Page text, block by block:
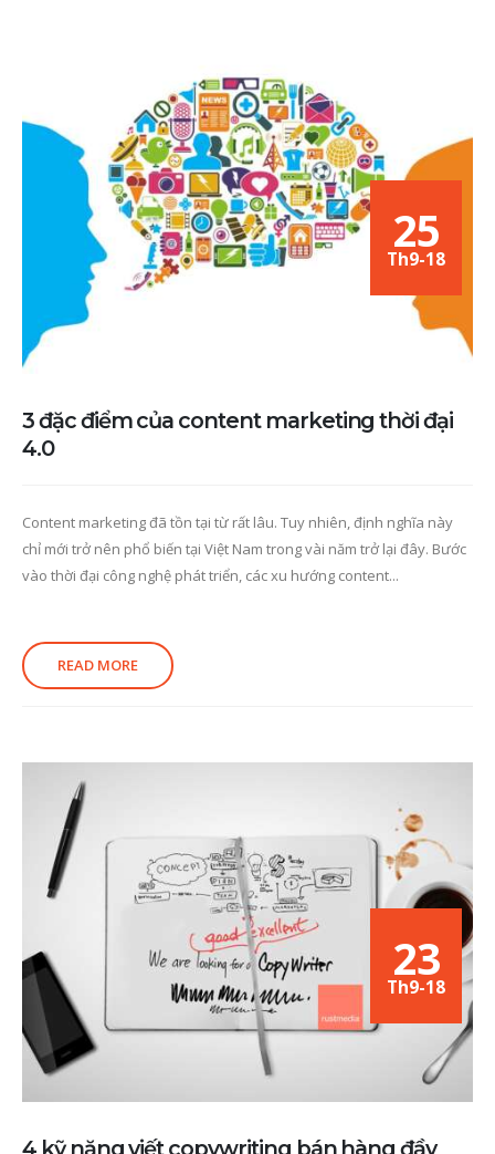
25
Th9-18
3 đặc điểm của content marketing thời đại
4.0
Content marketing đã tồn tại từ rất lâu. Tuy nhiên, định nghĩa này
chỉ mới trở nên phổ biến tại Việt Nam trong vài năm trở lại đây. Bước
vào thời đại công nghệ phát triển, các xu hướng content...
READ MORE
23
Th9-18
4 kỹ năng viết copywriting bán hàng đầy